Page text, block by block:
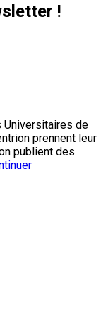
!
Universitaires de
prennent leur
publient des